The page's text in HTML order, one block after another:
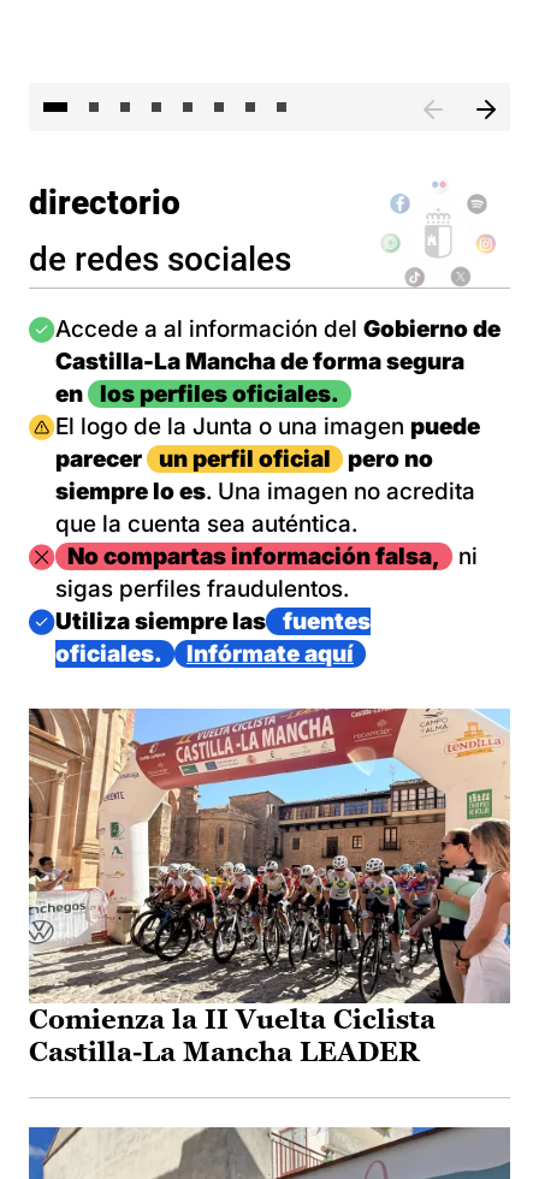
directorio
de redes sociales
Imagen
Accede a al información del Gobierno de
Castilla-La Mancha de forma segura
en
los perfiles oficiales.
Imagen
El logo de la Junta o una imagen puede
parecer
un perfil oficial
pero no
siempre lo es. Una imagen no acredita
que la cuenta sea auténtica.
ImagenNo compartas información falsa,
ni
sigas perfiles fraudulentos.
Imagen
Utiliza siempre las
fuentes
oficiales.
Infórmate aquí
Comienza la II Vuelta Ciclista
Castilla-La Mancha LEADER